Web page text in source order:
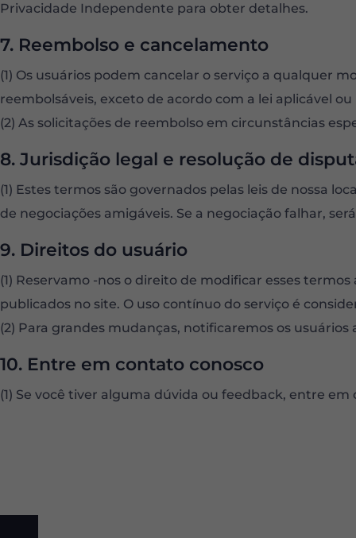
Privacidade Independente para obter detalhes.
7. Reembolso e cancelamento
(1) Os usuários podem cancelar o serviço a qualquer
reembolsáveis, exceto de acordo com a lei aplicável
(2) As solicitações de reembolso em circunstâncias
8. Jurisdição legal e resolução de
(1) Estes termos são governados pelas leis de nossa
de negociações amigáveis. Se a negociação falhar,
9. Direitos do usuário
(1) Reservamo -nos o direito de modificar esses
publicados no site. O uso contínuo do serviço é
(2) Para grandes mudanças, notificaremos os
10. Entre em contato conosco
(1) Se você tiver alguma dúvida ou feedback, entre